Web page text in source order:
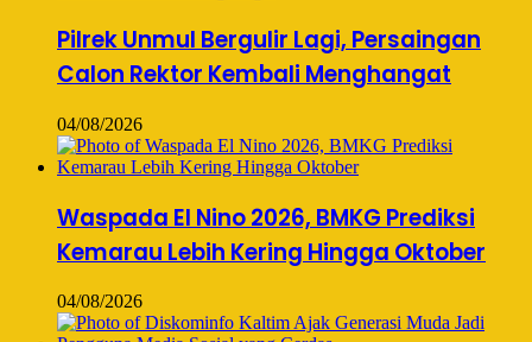
Pilrek Unmul Bergulir Lagi, Persaingan
Calon Rektor Kembali Menghangat
04/08/2026
Waspada El Nino 2026, BMKG Prediksi
Kemarau Lebih Kering Hingga Oktober
04/08/2026